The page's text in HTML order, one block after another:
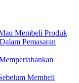
Membeli Produk
Pemasaran
Membeli